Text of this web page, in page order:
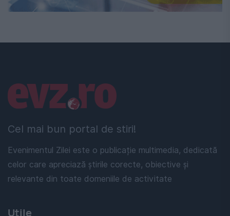
Cel mai bun portal de stiri!
Evenimentul Zilei este o publicație multimedia, dedicată
celor care apreciază știrile corecte, obiective și
relevante din toate domeniile de activitate
Linkuri utile
Utile